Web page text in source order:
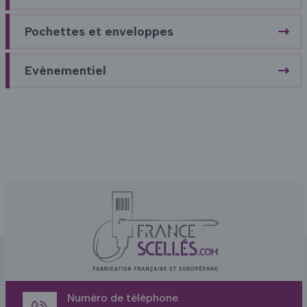
Pochettes et enveloppes
Evènementiel
Numéro de téléphone